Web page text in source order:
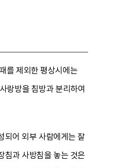
를 제외한 평상시에는
랑방을 침방과 분리하여
되어 외부 사람에게는 잘
침과 사방침을 놓는 것은